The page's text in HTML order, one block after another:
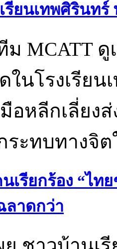
รียนเทพศิรินท
ม MCATT
ในโรงเรีย
อหลีกเลี่ยง
ระทบทางจิ
เรียกร้อง “ไท
ลาดกว่า